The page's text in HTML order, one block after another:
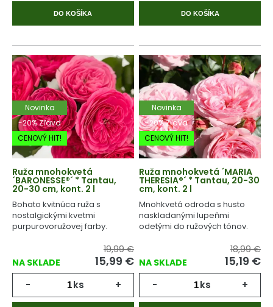
DO KOŠÍKA DO KOŠÍKA
Novinka
-20% Zľava
CENOVÝ HIT!
Ruža mnohokvetá
´BARONESSE®´ * Tantau,
20-30 cm, kont. 2 l
Bohato kvitnúca ruža s
nostalgickými kvetmi
purpurovoružovej farby.
NA SKLADE
19,99 €
15,99 €
- ks +
Novinka
-20% Zľava
CENOVÝ HIT!
Ruža mnohokvetá ´MARIA
THERESIA®´ * Tantau, 20-30
cm, kont. 2 l
Mnohkvetá odroda s husto
naskladanými lupeňmi
odetými do ružových tónov.
NA SKLADE
18,99 €
15,19 €
- ks +